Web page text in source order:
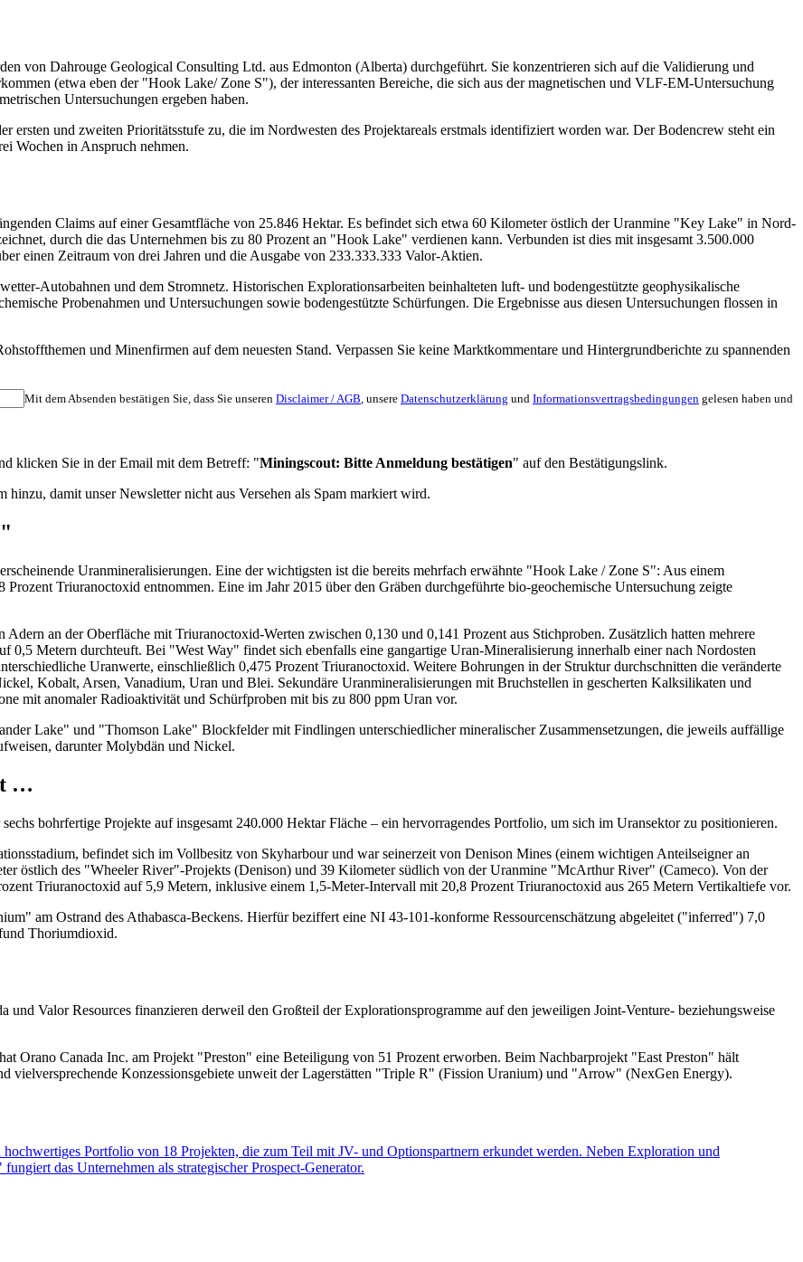
von Dahrouge Geological Consulting Ltd. aus Edmonton (Alberta) durchgeführt. Sie konzentrieren sich auf die Validierung und
(etwa eben der "Hook Lake/ Zone S"), der interessanten Bereiche, die sich aus der magnetischen und VLF-EM-Untersuchung
Untersuchungen ergeben haben.
ersten und zweiten Prioritätsstufe zu, die im Nordwesten des Projektareals erstmals identifiziert worden war. Der Bodencrew steht ein
Wochen in Anspruch nehmen.
Claims auf einer Gesamtfläche von 25.846 Hektar. Es befindet sich etwa 60 Kilometer östlich der Uranmine "Key Lake" in Nord-
durch die das Unternehmen bis zu 80 Prozent an "Hook Lake" verdienen kann. Verbunden ist dies mit insgesamt 3.500.000
einen Zeitraum von drei Jahren und die Ausgabe von 233.333.333 Valor-Aktien.
Autobahnen und dem Stromnetz. Historischen Explorationsarbeiten beinhalteten luft- und bodengestützte geophysikalische
Probenahmen und Untersuchungen sowie bodengestützte Schürfungen. Die Ergebnisse aus diesen Untersuchungen flossen in
und Minenfirmen auf dem neuesten Stand. Verpassen Sie keine Marktkommentare und Hintergrundberichte zu spannenden
Mit dem Absenden bestätigen Sie, dass Sie unseren Disclaimer / AGB, unsere Datenschutzerklärung und Informationsvertragsbedingungen gelesen haben und
klicken Sie in der Email mit dem Betreff: "Miningscout: Bitte Anmeldung bestätigen" auf den Bestätigungslink.
damit unser Newsletter nicht aus Versehen als Spam markiert wird.
Uranmineralisierungen. Eine der wichtigsten ist die bereits mehrfach erwähnte "Hook Lake / Zone S": Aus einem
Triuranoctoxid entnommen. Eine im Jahr 2015 über den Gräben durchgeführte bio-geochemische Untersuchung zeigte
an der Oberfläche mit Triuranoctoxid-Werten zwischen 0,130 und 0,141 Prozent aus Stichproben. Zusätzlich hatten mehrere
0,5 Metern durchteuft. Bei "West Way" findet sich ebenfalls eine gangartige Uran-Mineralisierung innerhalb einer nach Nordosten
Uranwerte, einschließlich 0,475 Prozent Triuranoctoxid. Weitere Bohrungen in der Struktur durchschnitten die veränderte
Kobalt, Arsen, Vanadium, Uran und Blei. Sekundäre Uranmineralisierungen mit Bruchstellen in gescherten Kalksilikaten und
mit anomaler Radioaktivität und Schürfproben mit bis zu 800 ppm Uran vor.
Lake" und "Thomson Lake" Blockfelder mit Findlingen unterschiedlicher mineralischer Zusammensetzungen, die jeweils auffällige
darunter Molybdän und Nickel.
…
bohrfertige Projekte auf insgesamt 240.000 Hektar Fläche – ein hervorragendes Portfolio, um sich im Uransektor zu positionieren.
befindet sich im Vollbesitz von Skyharbour und war seinerzeit von Denison Mines (einem wichtigen Anteilseigner an
östlich des "Wheeler River"-Projekts (Denison) und 39 Kilometer südlich von der Uranmine "McArthur River" (Cameco). Von der
Triuranoctoxid auf 5,9 Metern, inklusive einem 1,5-Meter-Intervall mit 20,8 Prozent Triuranoctoxid aus 265 Metern Vertikaltiefe vor.
am Ostrand des Athabasca-Beckens. Hierfür beziffert eine NI 43-101-konforme Ressourcenschätzung abgeleitet ("inferred") 7,0
Thoriumdioxid.
und Valor Resources finanzieren derweil den Großteil der Explorationsprogramme auf den jeweiligen Joint-Venture- beziehungsweise
Orano Canada Inc. am Projekt "Preston" eine Beteiligung von 51 Prozent erworben. Beim Nachbarprojekt "East Preston" hält
vielversprechende Konzessionsgebiete unweit der Lagerstätten "Triple R" (Fission Uranium) und "Arrow" (NexGen Energy).
Portfolio von 18 Projekten, die zum Teil mit JV- und Optionspartnern erkundet werden. Neben Exploration und
das Unternehmen als strategischer Prospect-Generator.